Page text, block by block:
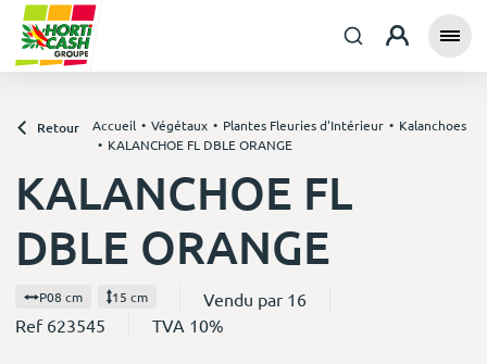
Retour Accueil Végétaux Plantes Fleuries d'Intérieur
Kalanchoes
KALANCHOE FL DBLE ORANGE
KALANCHOE FL
DBLE ORANGE
P08 cm 15 cm
Vendu par 16
Ref 623545
TVA 10%